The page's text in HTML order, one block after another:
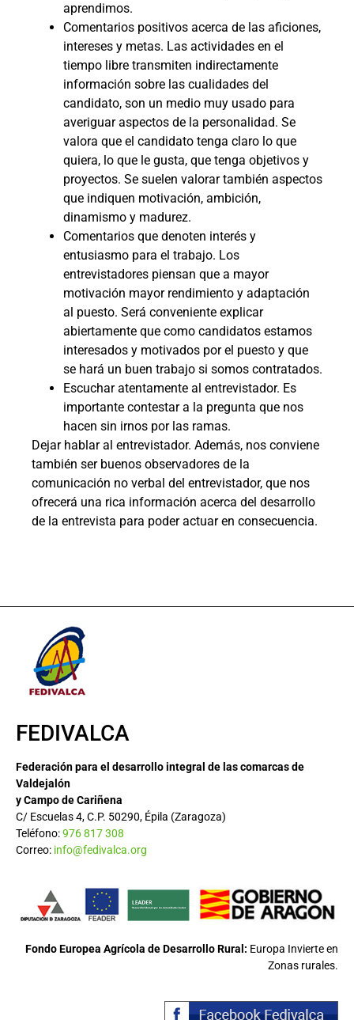
aprendimos.
Comentarios positivos acerca de las aficiones,
intereses y metas. Las actividades en el
tiempo libre transmiten indirectamente
información sobre las cualidades del
candidato, son un medio muy usado para
averiguar aspectos de la personalidad. Se
valora que el candidato tenga claro lo que
quiera, lo que le gusta, que tenga objetivos y
proyectos. Se suelen valorar también aspectos
que indiquen motivación, ambición,
dinamismo y madurez.
Comentarios que denoten interés y
entusiasmo para el trabajo. Los
entrevistadores piensan que a mayor
motivación mayor rendimiento y adaptación
al puesto. Será conveniente explicar
abiertamente que como candidatos estamos
interesados y motivados por el puesto y que
se hará un buen trabajo si somos contratados.
Escuchar atentamente al entrevistador. Es
importante contestar a la pregunta que nos
hacen sin irnos por las ramas.
Dejar hablar al entrevistador. Además, nos conviene
también ser buenos observadores de la
comunicación no verbal del entrevistador, que nos
ofrecerá una rica información acerca del desarrollo
de la entrevista para poder actuar en consecuencia.
FEDIVALCA
Federación para el desarrollo integral de las comarcas de
Valdejalón
y Campo de Cariñena
C/ Escuelas 4, C.P. 50290, Épila (Zaragoza)
Teléfono:976 817 308
Correo: info@fedivalca.org
Fondo Europea Agrícola de Desarrollo Rural: Europa Invierte en
Zonas rurales.